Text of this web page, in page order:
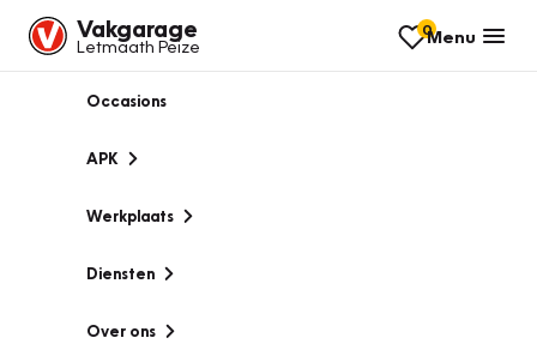
Vakgarage
Letmaath Peize
0Menu
Occasions
APK
Werkplaats
Diensten
Over ons